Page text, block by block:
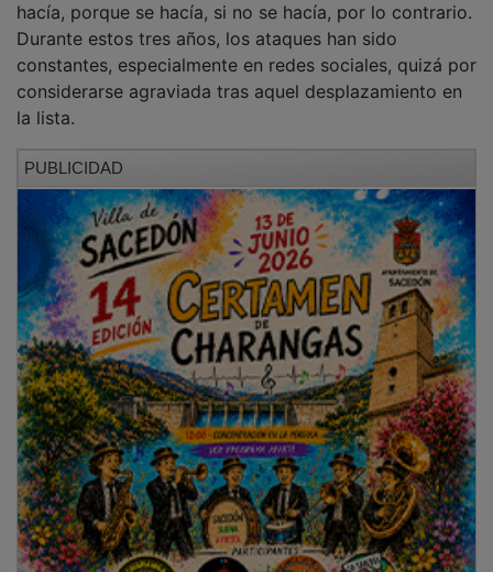
El caso es que, antes de aceptar su acta de concejala,
Blázquez acordó con el alcalde, Manuel López
Carvajal, tanto sus condiciones de trabajo como la
remuneración correspondiente. Con ese
entendimiento, se incorporó como nuevo miembro del
equipo de gobierno.
Y ahora, con premeditación y alevosía, encabeza una
moción de censura que une a dos partidos —PP y
Podemos— que, por sí solos, nunca habrían dado el
paso porque se repelen políticamente. A ambos les ha
venido de perlas que una tránsfuga haya decidido
romper con los suyos, en una maniobra que recuerda
al viejo principio de: “el enemigo de mi enemigo”.